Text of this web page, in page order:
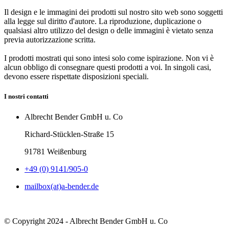
Il design e le immagini dei prodotti sul nostro sito web sono soggetti
alla legge sul diritto d'autore. La riproduzione, duplicazione o
qualsiasi altro utilizzo del design o delle immagini è vietato senza
previa autorizzazione scritta.
I prodotti mostrati qui sono intesi solo come ispirazione. Non vi è
alcun obbligo di consegnare questi prodotti a voi. In singoli casi,
devono essere rispettate disposizioni speciali.
I nostri contatti
Albrecht Bender GmbH u. Co
Richard-Stücklen-Straße 15
91781 Weißenburg
+49 (0) 9141/905-0
mailbox(at)a-bender.de
© Copyright 2024 - Albrecht Bender GmbH u. Co